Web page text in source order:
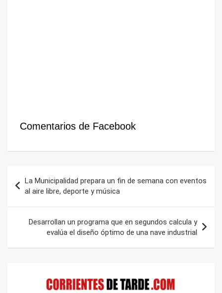
Comentarios de Facebook
de
entradas
La Municipalidad prepara un fin de semana con eventos
al aire libre, deporte y música
Desarrollan un programa que en segundos calcula y
evalúa el diseño óptimo de una nave industrial